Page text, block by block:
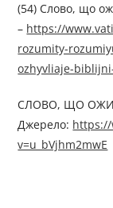
(54) Слово, що
– https://
rozumity-
ozhyvliaje-
СЛОВО, ЩО
Джерелo: https://
v=u_bVjhm2mwE